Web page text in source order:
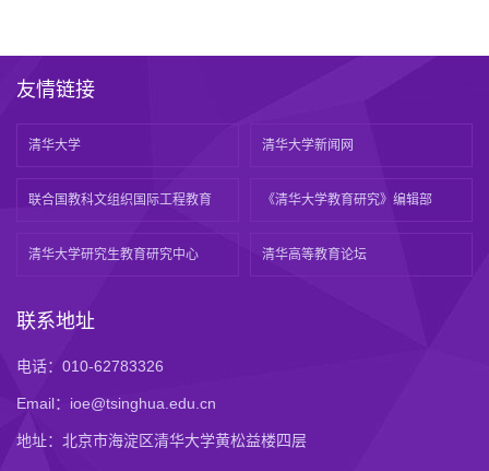
友情链接
清华大学 清华大学新闻网
联合国教科文组织国际工程教育 《清华大学教育研究》编辑部
清华大学研究生教育研究中心 清华高等教育论坛
联系地址
电话：010-62783326
Email：ioe@tsinghua.edu.cn
地址：北京市海淀区清华大学黄松益楼四层